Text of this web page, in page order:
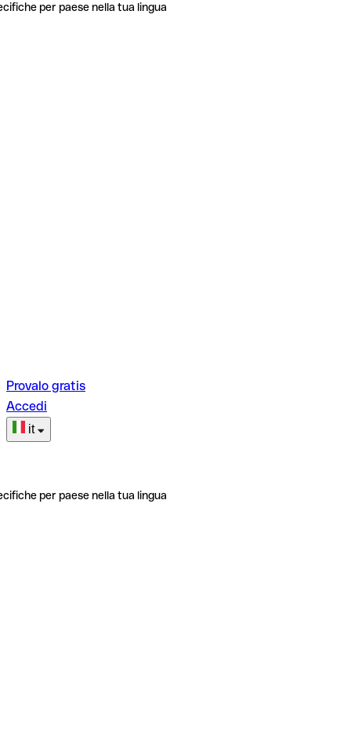
per paese nella tua lingua
Provalo gratis
Accedi
it
per paese nella tua lingua